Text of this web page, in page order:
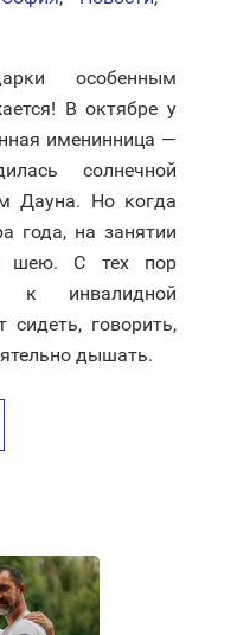
особенным
В октябре у
именинница —
солнечной
Дауна. Но когда
года, на занятии
шею. С тех пор
к инвалидной
говорить,
дышать.